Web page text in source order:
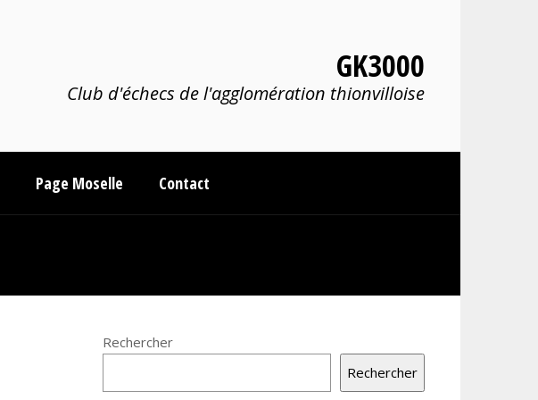
GK3000
Club d'échecs de l'agglomération thionvilloise
Page Moselle Contact
Rechercher
Rechercher